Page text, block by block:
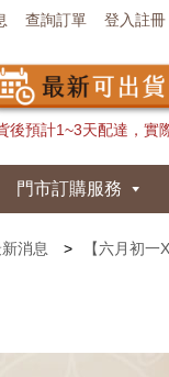
查詢訂單 登入註冊
後預計1~3天配達，實
門市訂購服務
消息 【六月初